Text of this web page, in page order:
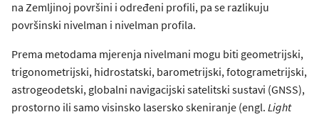
na Zemljinoj površini i određeni profili, pa se razlikuju
površinski nivelman i nivelman profila.
Prema metodama mjerenja nivelmani mogu biti geometrijski,
trigonometrijski, hidrostatski, barometrijski, fotogrametrijski,
astrogeodetski, globalni navigacijski satelitski sustavi (GNSS),
prostorno ili samo visinsko lasersko skeniranje (engl. Light